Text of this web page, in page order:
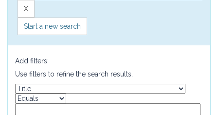
Start a new search
Add filters:
Use filters to refine the search results.